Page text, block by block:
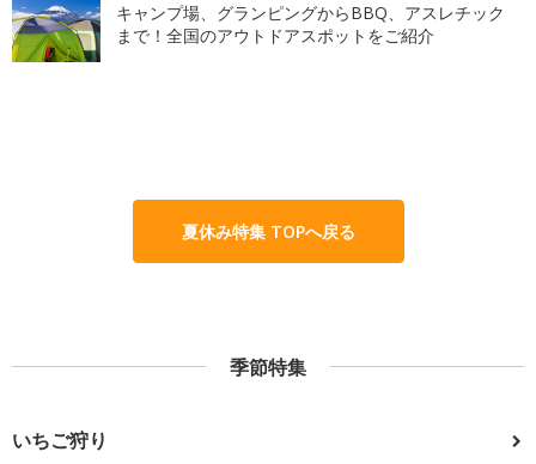
キャンプ場、グランピングからBBQ、アスレチック
まで！全国のアウトドアスポットをご紹介
夏休み特集 TOPへ戻る
季節特集
いちご狩り